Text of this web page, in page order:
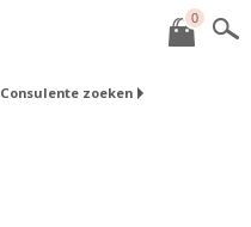
0
Consulente zoeken